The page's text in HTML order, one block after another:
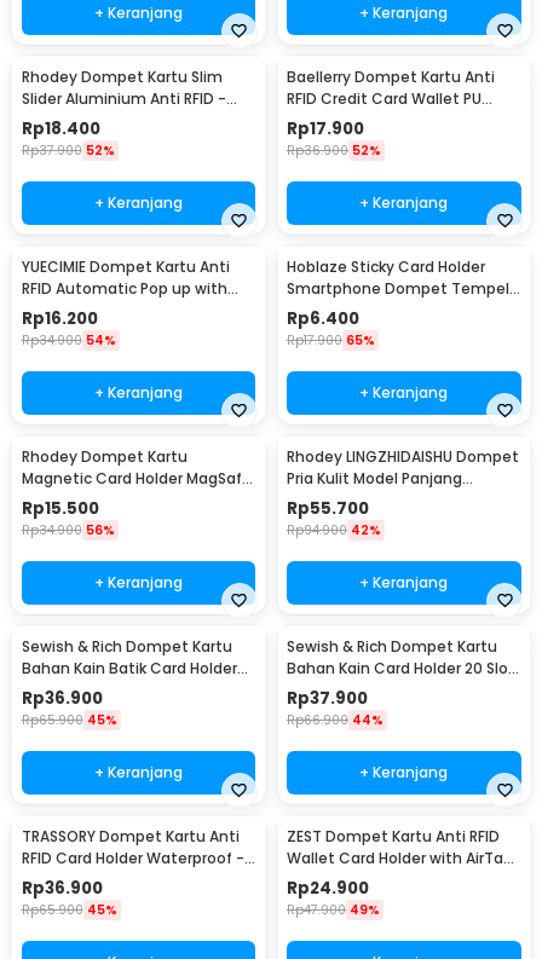
+ Keranjang + Keranjang
Rhodey Dompet Kartu Slim
Slider Aluminium Anti RFID -
G883
Rp18.400
Rp37.900 52%
+ Keranjang
Baellerry Dompet Kartu Anti
RFID Credit Card Wallet PU
Leather - 012
Rp17.900
Rp36.900 52%
+ Keranjang
YUECIMIE Dompet Kartu Anti
RFID Automatic Pop up with
Back Pouch - YUE01
Rp16.200
Rp34.900 54%
+ Keranjang
Hoblaze Sticky Card Holder
Smartphone Dompet Tempel
Mini 95mm - H-89
Rp6.400
Rp17.900 65%
+ Keranjang
Rhodey Dompet Kartu
Magnetic Card Holder MagSafe
PU Leather for iPhone - WM-95
Rp15.500
Rp34.900 56%
+ Keranjang
Rhodey LINGZHIDAISHU Dompet
Pria Kulit Model Panjang
Vintage Handbag - RH21
Rp55.700
Rp94.900 42%
+ Keranjang
Sewish & Rich Dompet Kartu
Bahan Kain Batik Card Holder
20 Slot - SR11
Rp36.900
Rp65.900 45%
+ Keranjang
Sewish & Rich Dompet Kartu
Bahan Kain Card Holder 20 Slot
- SR2
Rp37.900
Rp66.900 44%
+ Keranjang
TRASSORY Dompet Kartu Anti
RFID Card Holder Waterproof -
TR10
Rp36.900
Rp65.900 45%
ZEST Dompet Kartu Anti RFID
Wallet Card Holder with AirTag
- TQ-319
Rp24.900
Rp47.900 49%